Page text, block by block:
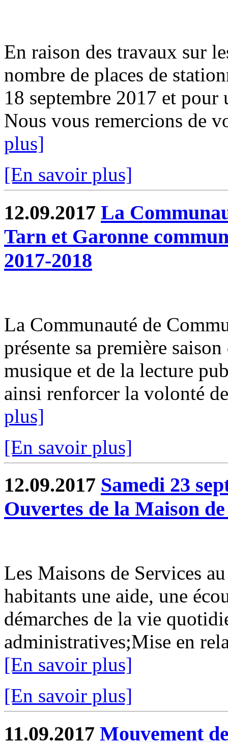
En raison des travaux sur
nombre de places de
18 septembre 2017 et
Nous vous remercions de
plus]
[En savoir plus]
12.09.2017 La
Tarn et Garonne
2017-2018
La Communauté de
présente sa première
musique et de la lecture
ainsi renforcer la volonté
plus]
[En savoir plus]
12.09.2017 Samedi 23
Ouvertes de la Maison
Les Maisons de Services
habitants une aide, une
démarches de la vie
administratives;Mise en
[En savoir plus]
[En savoir plus]
11.09.2017 Mouvement